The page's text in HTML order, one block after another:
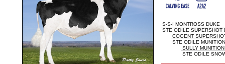
S-S-I MONTROSS DUKE
STE ODILE SUPERSHOT
COGENT
STE ODILE
SULLY MUNITION
STE ODILE